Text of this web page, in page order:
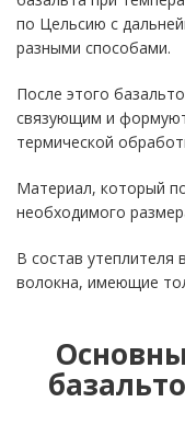
по Цельсию с
разными способами.
После этого
связующим и
термической
Материал, который
необходимого
В состав утеплителя
волокна, имеющие